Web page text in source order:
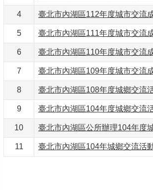
4 臺北市內湖區112年度城市交流
5 臺北市內湖區111年度城市交流
6 臺北市內湖區110年度城市交流
7 臺北市內湖區109年度城市交流
8 臺北市內湖區108年度城鄉交流
9 臺北市內湖區104年度城鄉交流
10 臺北市內湖區公所辦理104年度
11 臺北市內湖區104年城鄉交流活